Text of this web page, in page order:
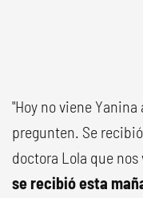
"Hoy no viene
pregunten. Se
doctora Lola que
se recibió esta